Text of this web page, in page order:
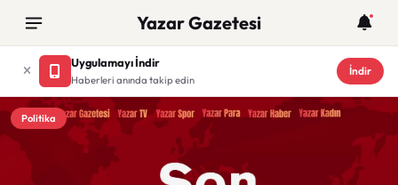
Yazar Gazetesi
Uygulamayı İndir
Haberleri anında takip edin
İndir
Politika